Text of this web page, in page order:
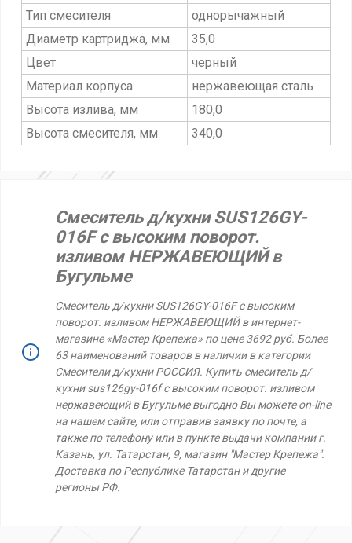
Тип смесителя
однорычажный
Диаметр картриджа, мм
35,0
Цвет
черный
Материал корпуса
нержавеющая сталь
Высота излива, мм
180,0
Высота смесителя, мм
340,0
Смеситель д/кухни SUS126GY-
016F с высоким поворот.
изливом НЕРЖАВЕЮЩИЙ в
Бугульме
Смеситель д/кухни SUS126GY-016F с высоким
поворот. изливом НЕРЖАВЕЮЩИЙ в интернет-
магазине «Мастер Крепежа» по цене 3692 руб. Более
63 наименований товаров в наличии в категории
Смесители д/кухни РОССИЯ. Купить смеситель д/
кухни sus126gy-016f с высоким поворот. изливом
нержавеющий в Бугульме выгодно Вы можете on-line
на нашем сайте, или отправив заявку по почте, а
также по телефону или в пункте выдачи компании г.
Казань, ул. Татарстан, 9, магазин "Мастер Крепежа".
Доставка по Республике Татарстан и другие
регионы РФ.